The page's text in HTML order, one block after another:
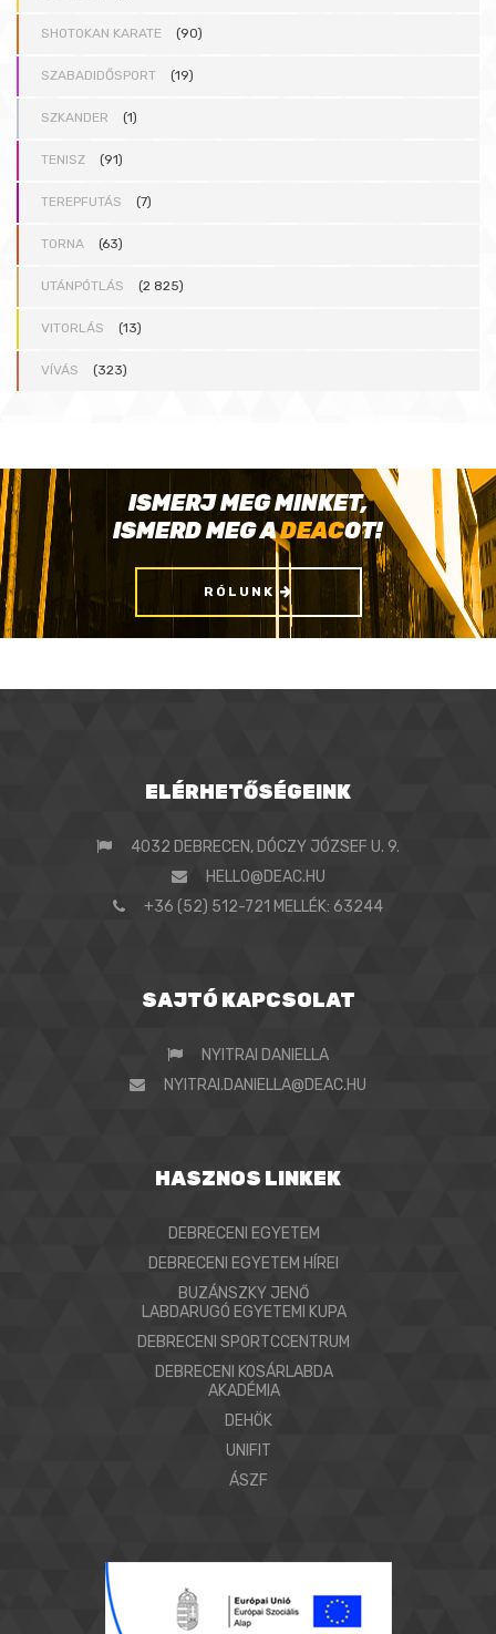
SHOTOKAN KARATE (90)
SZABADIDŐSPORT (19)
SZKANDER (1)
TENISZ (91)
TEREPFUTÁS (7)
TORNA (63)
UTÁNPÓTLÁS (2 825)
VITORLÁS (13)
VÍVÁS (323)
ISMERJ MEG MINKET,
ISMERD MEG ADEACOT!
RÓLUNK
ELÉRHETŐSÉGEINK
4032 DEBRECEN, DÓCZY JÓZSEF U. 9.
HELLO@DEAC.HU
+36 (52) 512-721 MELLÉK: 63244
SAJTÓ KAPCSOLAT
NYITRAI DANIELLA
NYITRAI.DANIELLA@DEAC.HU
HASZNOS LINKEK
DEBRECENI EGYETEM
DEBRECENI EGYETEM HÍREI
BUZÁNSZKY JENŐ
LABDARUGÓ EGYETEMI KUPA
DEBRECENI SPORTCCENTRUM
DEBRECENI KOSÁRLABDA
AKADÉMIA
DEHÖK
UNIFIT
ÁSZF